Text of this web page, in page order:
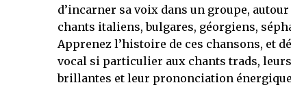
d’incarner sa voix dans un groupe,
chants italiens, bulgares, géorgiens,
Apprenez l’histoire de ces chansons, et
vocal si particulier aux chants trads,
brillantes et leur prononciation